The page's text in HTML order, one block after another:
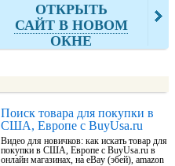
ОТКРЫТЬ
САЙТ В НОВОМ
ОКНЕ
Поиск товара для покупки в
США, Европе с BuyUsa.ru
Видео для новичков: как искать товар для
покупки в США, Европе с BuyUsa.ru в
онлайн магазинах, на eBay (эбей), amazon